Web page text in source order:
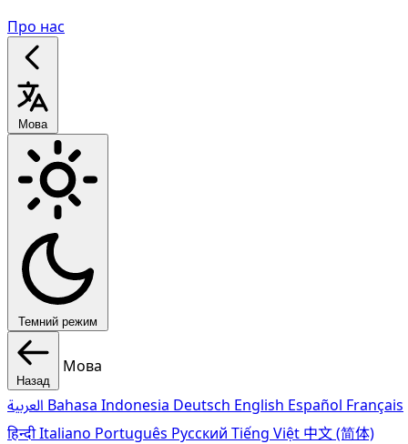
Про нас
Мова
Темний режим
Назад
Мова
Bahasa Indonesia Deutsch English Español Français
हिन्दीItaliano Português Pусский Tiếng Việt 中文 (简体)